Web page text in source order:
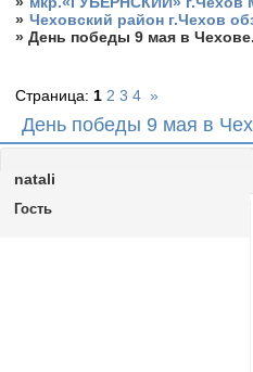
» Чеховский район г.Чехов
»День победы 9 мая в Чехове.
День победы 9 мая в
Страница: 1 2 3 4 »
natali
Гость